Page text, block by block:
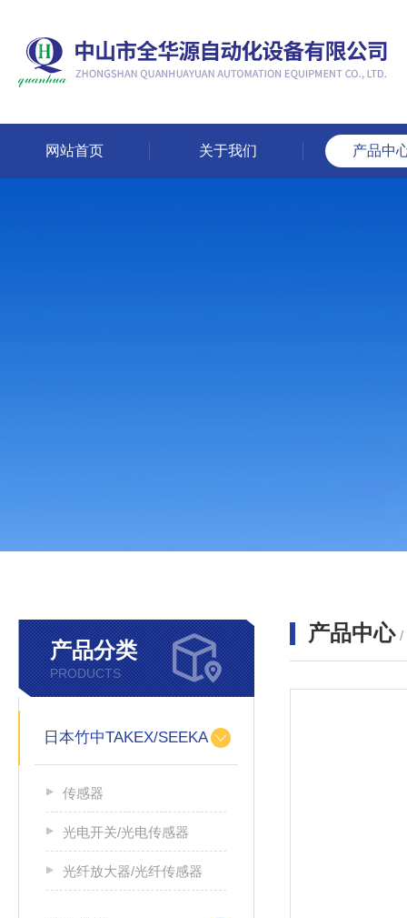
网站首页 关于我们 产品中
产品分类
PRODUCTS
日本竹中TAKEX/SEEKA
传感器
光电开关/光电传感器
光纤放大器/光纤传感器
产品中心 /